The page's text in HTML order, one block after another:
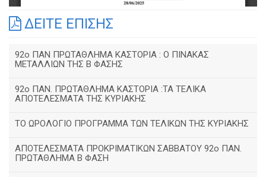
ΔΕΙΤΕ ΕΠΙΣΗΣ
92o ΠΑΝ ΠΡΩΤΑΘΛΗΜΑ ΚΑΣΤΟΡΙΑ : Ο ΠΙΝΑΚΑΣ
ΜΕΤΑΛΛΙΩΝ ΤΗΣ Β ΦΑΣΗΣ
92ο ΠΑΝ. ΠΡΩΤΑΘΛΗΜΑ ΚΑΣΤΟΡΙΑ :ΤΑ ΤΕΛΙΚΑ
ΑΠΟΤΕΛΕΣΜΑΤΑ ΤΗΣ ΚΥΡΙΑΚΗΣ
ΤΟ ΩΡΟΛΟΓΙΟ ΠΡΟΓΡΑΜΜΑ ΤΩΝ ΤΕΛΙΚΩΝ ΤΗΣ ΚΥΡΙΑΚΗΣ
ΑΠΟΤΕΛΕΣΜΑΤΑ ΠΡΟΚΡΙΜΑΤΙΚΩΝ ΣΑΒΒΑΤΟΥ 92o ΠΑΝ.
ΠΡΩΤΑΘΛΗΜΑ Β ΦΑΣΗ